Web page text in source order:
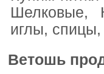
Шелковые,
иглы, спицы,
Ветошь